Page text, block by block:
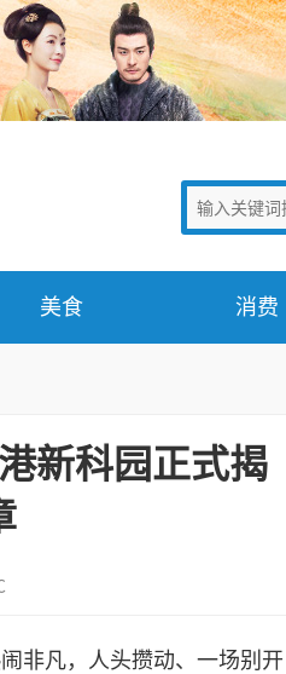
美食 消费
新科园正式揭
非凡，人头攒动、一场别开